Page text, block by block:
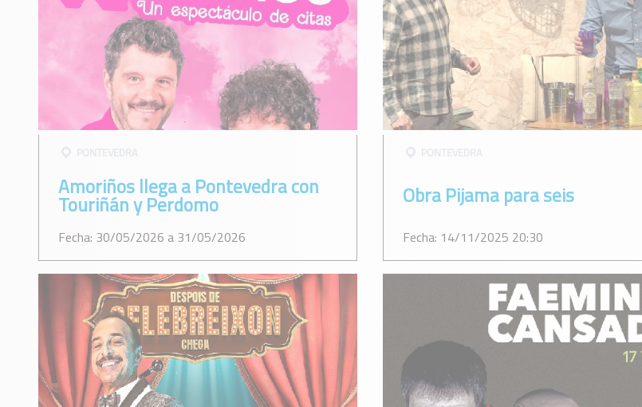
Amoriños llega a Pontevedra con
Touriñán y Perdomo
Fecha: 30/05/2026 a 31/05/2026
PONTEVEDRA
Obra Pijama para seis
Fecha: 14/11/2025 20:30